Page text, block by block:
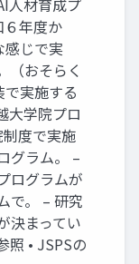
人材育成プ
６年度か
感じで実
（おそらく
で実施する
大学院プロ
度で実施
グラム。 –
ログラムが
で。 – 研究
決まってい
照 • JSPSの